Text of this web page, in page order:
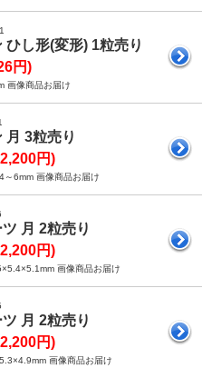
ひし形(変形) 1粒売り
円)
画像商品お届け
月 3粒売り
円)
6mm 画像商品お届け
月 2粒売り
円)
画像商品お届け
月 2粒売り
円)
画像商品お届け